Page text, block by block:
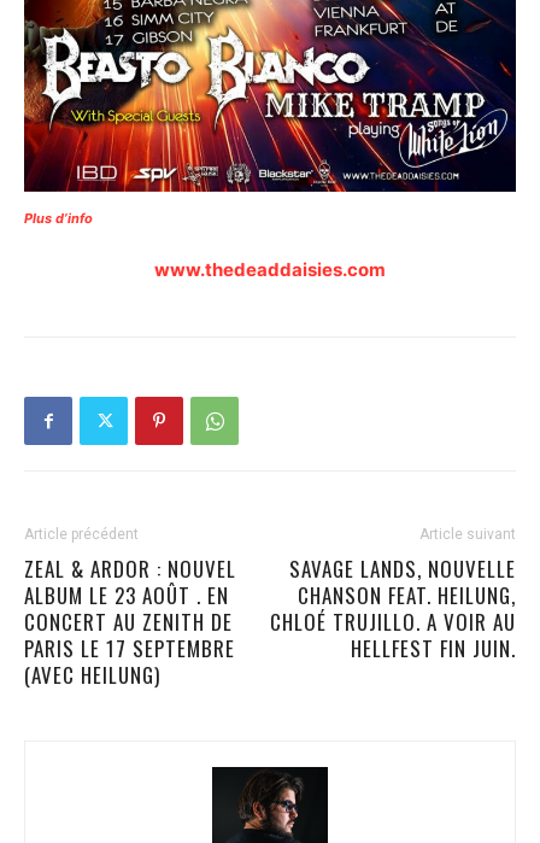
Plus d’info
www.thedeaddaisies.com
Article précédent
ZEAL & ARDOR : NOUVEL
ALBUM LE 23 AOÛT . EN
CONCERT AU ZENITH DE
PARIS LE 17 SEPTEMBRE
(AVEC HEILUNG)
Article suivant
SAVAGE LANDS, NOUVELLE
CHANSON FEAT. HEILUNG,
CHLOÉ TRUJILLO. A VOIR AU
HELLFEST FIN JUIN.